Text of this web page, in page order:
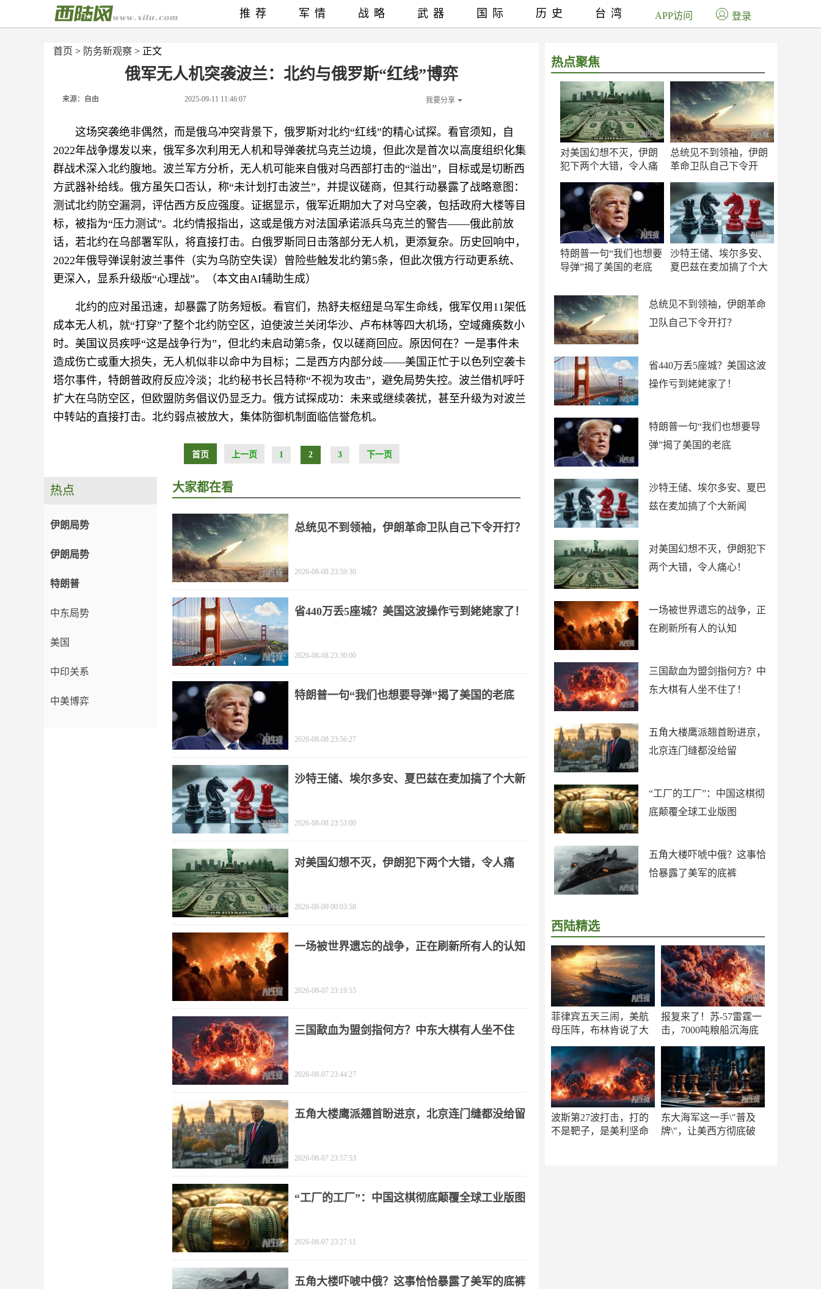
首页 > 防务新观察 > 正文
俄军无人机突袭波兰：北约与俄罗斯“红线”博弈
来源：自由 2025-09-11 11:46:07 我要分享
这场突袭绝非偶然，而是俄乌冲突背景下，俄罗斯对北约“红线”的精心试探。看官须知，自
2022年战争爆发以来，俄军多次利用无人机和导弹袭扰乌克兰边境，但此次是首次以高度组织化集
群战术深入北约腹地。波兰军方分析，无人机可能来自俄对乌西部打击的“溢出”，目标或是切断西
方武器补给线。俄方虽矢口否认，称“未计划打击波兰”，并提议磋商，但其行动暴露了战略意图：
测试北约防空漏洞，评估西方反应强度。证据显示，俄军近期加大了对乌空袭，包括政府大楼等目
标，被指为“压力测试”。北约情报指出，这或是俄方对法国承诺派兵乌克兰的警告——俄此前放
话，若北约在乌部署军队，将直接打击。白俄罗斯同日击落部分无人机，更添复杂。历史回响中，
2022年俄导弹误射波兰事件（实为乌防空失误）曾险些触发北约第5条，但此次俄方行动更系统、
更深入，显系升级版“心理战”。（本文由AI辅助生成）
北约的应对虽迅速，却暴露了防务短板。看官们，热舒夫枢纽是乌军生命线，俄军仅用11架低
成本无人机，就“打穿”了整个北约防空区，迫使波兰关闭华沙、卢布林等四大机场，空域瘫痪数小
时。美国议员疾呼“这是战争行为”，但北约未启动第5条，仅以磋商回应。原因何在？一是事件未
造成伤亡或重大损失，无人机似非以命中为目标；二是西方内部分歧——美国正忙于以色列空袭卡
塔尔事件，特朗普政府反应冷淡；北约秘书长吕特称“不视为攻击”，避免局势失控。波兰借机呼吁
扩大在乌防空区，但欧盟防务倡议仍显乏力。俄方试探成功：未来或继续袭扰，甚至升级为对波兰
中转站的直接打击。北约弱点被放大，集体防御机制面临信誉危机。
首页 上一页 1 2 3 下一页
热点聚焦
对美国幻想不灭，伊朗
犯下两个大错，令人痛
总统见不到领袖，伊朗
革命卫队自己下令开
特朗普一句“我们也想要
导弹”揭了美国的老底
沙特王储、埃尔多安、
夏巴兹在麦加搞了个大
总统见不到领袖，伊朗革命
卫队自己下令开打？
省440万丢5座城？美国这波
操作亏到姥姥家了！
特朗普一句“我们也想要导
弹”揭了美国的老底
沙特王储、埃尔多安、夏巴
兹在麦加搞了个大新闻
对美国幻想不灭，伊朗犯下
两个大错，令人痛心！
一场被世界遗忘的战争，正
在刷新所有人的认知
三国歃血为盟剑指何方？中
东大棋有人坐不住了！
五角大楼鹰派翘首盼进京，
北京连门缝都没给留
“工厂的工厂”：中国这棋彻
底颠覆全球工业版图
五角大楼吓唬中俄？这事恰
恰暴露了美军的底裤
西陆精选
菲律宾五天三闹，美航
母压阵，布林肯说了大
报复来了！苏-57雷霆一
击，7000吨粮船沉海底
波斯第27波打击，打的
不是靶子，是美利坚命
东大海军这一手\"普及
牌\"，让美西方彻底破
推荐 军情 战略 武器 国际 历史 台湾 APP访问 登录
热点
伊朗局势
伊朗局势
特朗普
中东局势
美国
中印关系
中美博弈
大家都在看
总统见不到领袖，伊朗革命卫队自己下令开打？
2026-08-08 23:59:30
省440万丢5座城？美国这波操作亏到姥姥家了！
2026-08-08 23:30:00
特朗普一句“我们也想要导弹”揭了美国的老底
2026-08-08 23:56:27
沙特王储、埃尔多安、夏巴兹在麦加搞了个大新
2026-08-08 23:53:00
对美国幻想不灭，伊朗犯下两个大错，令人痛
2026-08-09 00:03:58
一场被世界遗忘的战争，正在刷新所有人的认知
2026-08-07 23:19:55
三国歃血为盟剑指何方？中东大棋有人坐不住
2026-08-07 23:44:27
五角大楼鹰派翘首盼进京，北京连门缝都没给留
2026-08-07 23:57:53
“工厂的工厂”：中国这棋彻底颠覆全球工业版图
2026-08-07 23:27:11
五角大楼吓唬中俄？这事恰恰暴露了美军的底裤